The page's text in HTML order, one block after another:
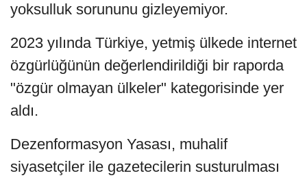
yoksulluk sorununu gizleyemiyor.
2023 yılında Türkiye, yetmiş ülkede internet
özgürlüğünün değerlendirildiği bir raporda
"özgür olmayan ülkeler" kategorisinde yer
aldı.
Dezenformasyon Yasası, muhalif
siyasetçiler ile gazetecilerin susturulması